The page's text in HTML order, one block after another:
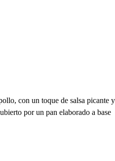
con un toque de salsa picante y
por un pan elaborado a base